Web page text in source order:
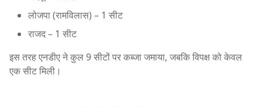
लोजपा (रामविलास) – 1 सीट
राजद – 1 सीट
इस तरह एनडीए ने कुल 9 सीटों पर कब्जा जमाया, जबकि विपक्ष को केवल
एक सीट मिली।